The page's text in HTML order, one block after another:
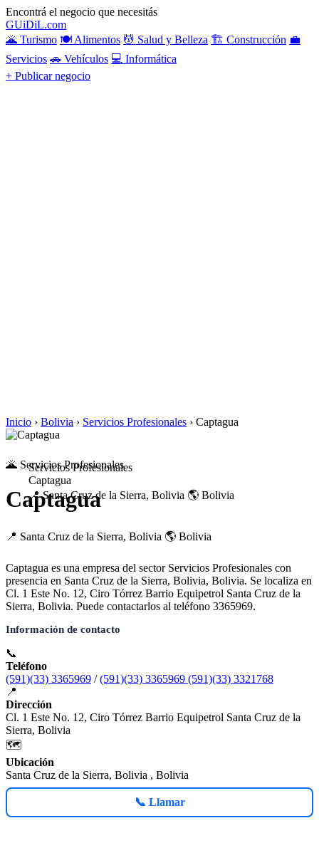
Encontrá el negocio que necesitás
GUiDiL.com
🌋 Turismo 🍽️ Alimentos 💆 Salud y Belleza 🏗️ Construcción 💼
Servicios 🚗 Vehículos 💻 Informática
+ Publicar negocio
Inicio › Bolivia › Servicios Profesionales › Captagua
Servicios Profesionales
Captagua
📍 Santa Cruz de la Sierra, Bolivia 🌎 Bolivia
🌋 Servicios Profesionales
Captagua
📍 Santa Cruz de la Sierra, Bolivia 🌎 Bolivia
Captagua es una empresa del sector Servicios Profesionales con
presencia en Santa Cruz de la Sierra, Bolivia, Bolivia. Se localiza en
Cl. 1 Este No. 12, Ciro Tórrez Barrio Equipetrol Santa Cruz de la
Sierra, Bolivia. Puede contactarlos al teléfono 3365969.
Información de contacto
📞
Teléfono
(591)(33) 3365969 /(591)(33) 3365969 (591)(33) 3321768
📍
Dirección
Cl. 1 Este No. 12, Ciro Tórrez Barrio Equipetrol Santa Cruz de la
Sierra, Bolivia
🗺️
Ubicación
Santa Cruz de la Sierra, Bolivia , Bolivia
📞 Llamar